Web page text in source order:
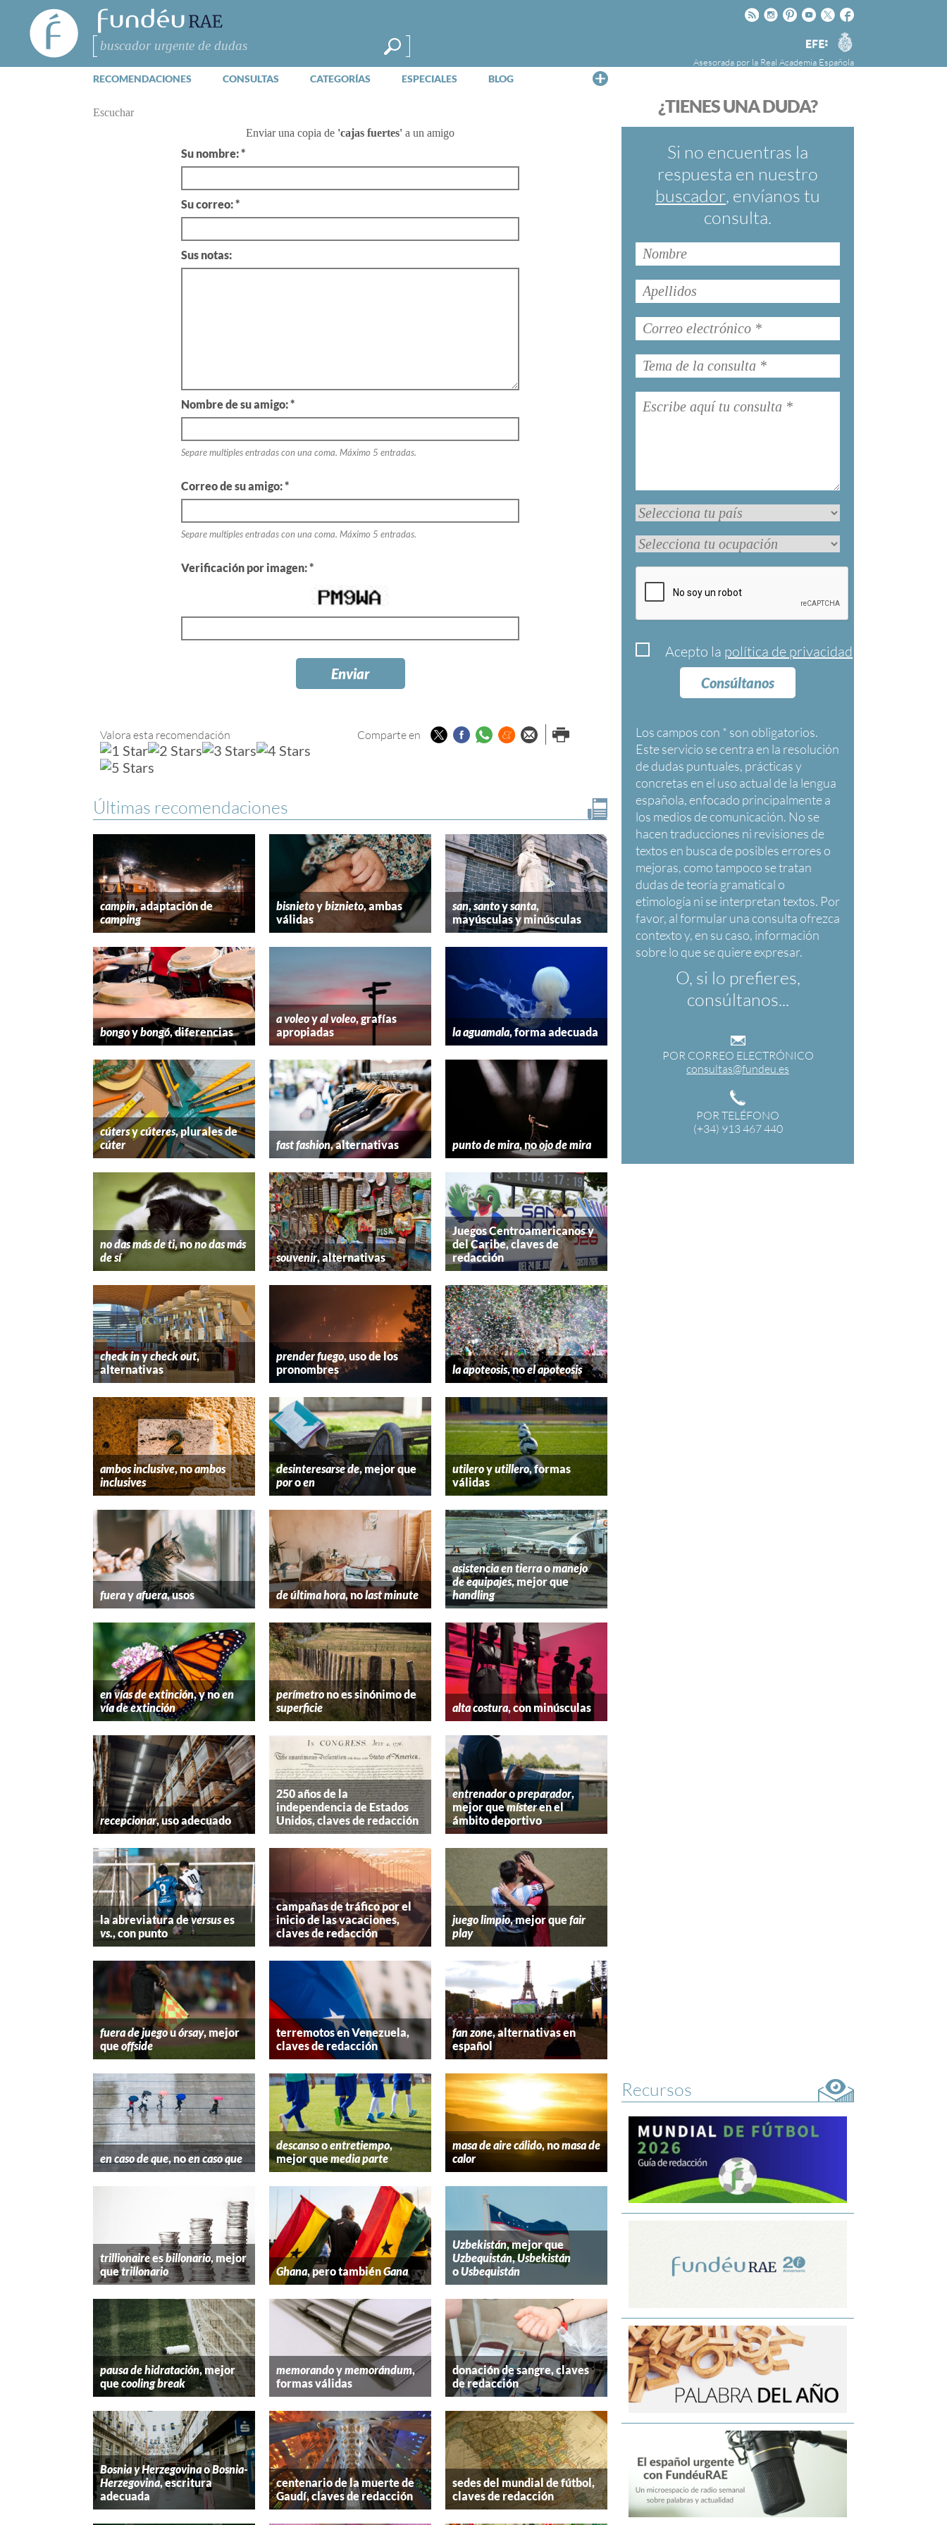
FundéuRAE
- Fundación
del Español
Urgente
Buscar
Facebook
Twitter
Youtube
Pinteres
Instagram
Rss
Agencia
EFE
Asesorada por la Real Academia Española
RECOMENDACIONES CONSULTAS CATEGORÍAS ESPECIALES BLOG
FundéuRAE es una fundación patrocinada por
cuyo objetivo es colaborar con el buen uso del
español en los medios de comunicación y en
Internet.
¿TIENES UNA DUDA?
Si no encuentras la
respuesta en nuestro
buscador, envíanos tu
consulta.
Acepto la política de privacidad
Consúltanos
Los campos con * son obligatorios
O, si lo prefieres,
consúltanos...
POR CORREO ELECTRÓNICO
consultas@fundeu.es
POR TELÉFONO
(+34) 913 467 440
Escuchar
Enviar una copia de 'cajas fuertes' a un amigo
Su nombre: *
Su correo: *
Sus notas:
Nombre de su amigo: *
Separe multiples entradas con una coma. Máximo 5 entradas.
Correo de su amigo: *
Separe multiples entradas con una coma. Máximo 5 entradas.
Verificación por imagen: *
Valora esta recomendación Comparte en TwitterFacebook
Whatsapp
Menéame
Enviar porImprimir
Últimas recomendaciones
campin, adaptación de
camping
bisnietoybiznieto, ambas
válidas
san,santoysanta,
mayúsculas y minúsculas
bongoybongó, diferencias
a voleoyal voleo, grafías
apropiadas
la aguamala, forma adecuada
cútersycúteres, plurales de
cúter
fast fashion, alternativas punto de mira, noojo de mira
no das más de ti, nono das más
de sí
souvenir, alternativas
Juegos Centroamericanos y
del Caribe, claves de
redacción
check inycheck out,
alternativas
prender fuego, uso de los
pronombres
la apoteosis, noel apoteosis
ambos inclusive, noambos
inclusives
desinteresarse de, mejor que
poroen
utileroyutillero, formas
válidas
fuerayafuera, usos de última hora, nolast minute
asistencia en tierraomanejo
de equipajes, mejor que
handling
en vías de extinción, y noen
vía de extinción
perímetrono es sinónimo de
superficie
alta costura, con minúsculas
recepcionar, uso adecuado
250 años de la
independencia de Estados
Unidos, claves de redacción
entrenadoropreparador,
mejor quemísteren el
ámbito deportivo
la abreviatura deversuses
vs., con punto
campañas de tráfico por el
inicio de las vacaciones,
claves de redacción
juego limpio, mejor quefair
play
fuera de juegouórsay, mejor
queoffside
terremotos en Venezuela,
claves de redacción
fan zone, alternativas en
español
en caso de que, noen caso que
descansooentretiempo,
mejor quemedia parte
masa de aire cálido, nomasa de
calor
trillionaireesbillonario, mejor
quetrillonario Ghana, pero tambiénGana
Uzbekistán, mejor que
Uzbequistán,Usbekistán
oUsbequistán
pausa de hidratación, mejor
quecooling break
memorandoymemorándum,
formas válidas
donación de sangre, claves
de redacción
Bosnia y HerzegovinaoBosnia-
Herzegovina, escritura
adecuada
centenario de la muerte de
Gaudí, claves de redacción
sedes del mundial de fútbol,
claves de redacción
Recursos